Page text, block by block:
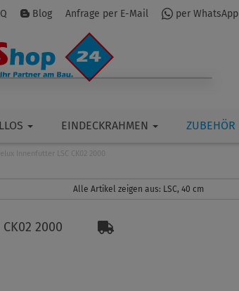
Blog Anfrage per E-Mail per WhatsApp
EINDECKRAHMEN ZUBEHÖR
Velux Innenfutter LSC CK02 2000
Alle Artikel zeigen aus: LSC, 40 cm
2000